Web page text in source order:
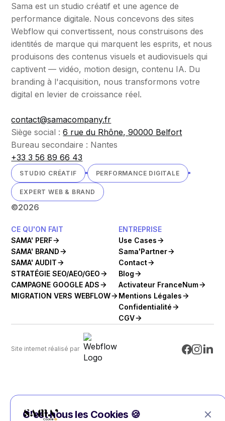
Sama est un studio créatif et une agence de
performance digitale. Nous concevons des sites
Webflow qui convertissent, nous construisons des
identités de marque qui marquent les esprits, et nous
produisons des contenus visuels et audiovisuels qui
captivent — vidéo, motion design, contenu IA. Du
branding à l'acquisition, nous transformons votre
digital en levier de croissance réel.
contact@samacompany.fr
Siège social :6 rue du Rhône, 90000 Belfort
Bureau secondaire : Nantes
+33 3 56 89 66 43
STUDIO CRÉATIF PERFORMANCE DIGITALE
EXPERT WEB & BRAND
©2026
CE QU'ON FAIT
SAMA' PERF
SAMA' BRAND
SAMA' AUDIT
STRATÉGIE SEO/AEO/GEO
CAMPAGNE GOOGLE ADS
MIGRATION VERS WEBFLOW
ENTREPRISE
Use Cases
Sama'Partner
Contact
Blog
Activateur FranceNum
Mentions Légales
Confidentialité
CGV
Site internet réalisé par
C'est nous les Cookies 🍪